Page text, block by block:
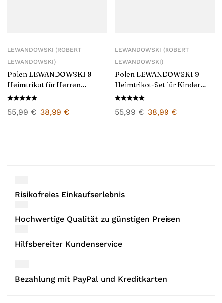
LEWANDOWSKI (ROBERT
LEWANDOWSKI)
Polen LEWANDOWSKI 9
Heimtrikot für Herren
2024/25
55,99€ 38,99 €
LEWANDOWSKI (ROBERT
LEWANDOWSKI)
Polen LEWANDOWSKI 9
Heimtrikot-Set für Kinder
2024/25
55,99€ 38,99 €
Risikofreies Einkaufserlebnis
Hochwertige Qualität zu günstigen Preisen
Hilfsbereiter Kundenservice
Bezahlung mit PayPal und Kreditkarten